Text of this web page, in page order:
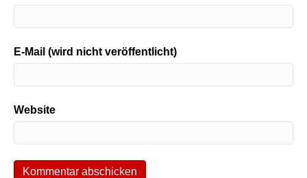
E-Mail (wird nicht veröffentlicht)
Website